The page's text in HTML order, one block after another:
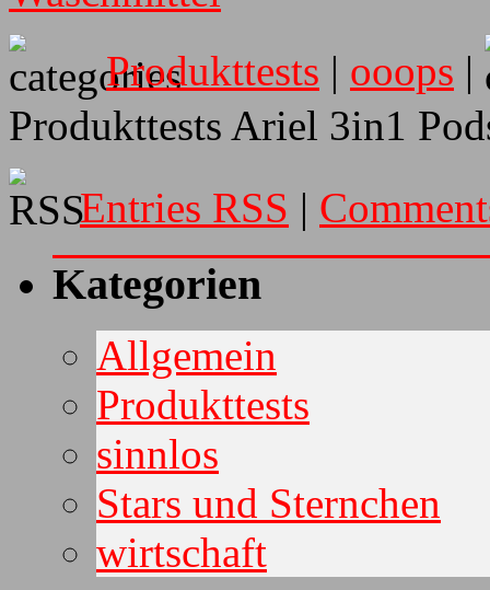
Produkttests | ooops |
Produkttests Ariel 3in1
Entries RSS |
Kategorien
Allgemein
Produkttests
sinnlos
Stars und Sternchen
wirtschaft